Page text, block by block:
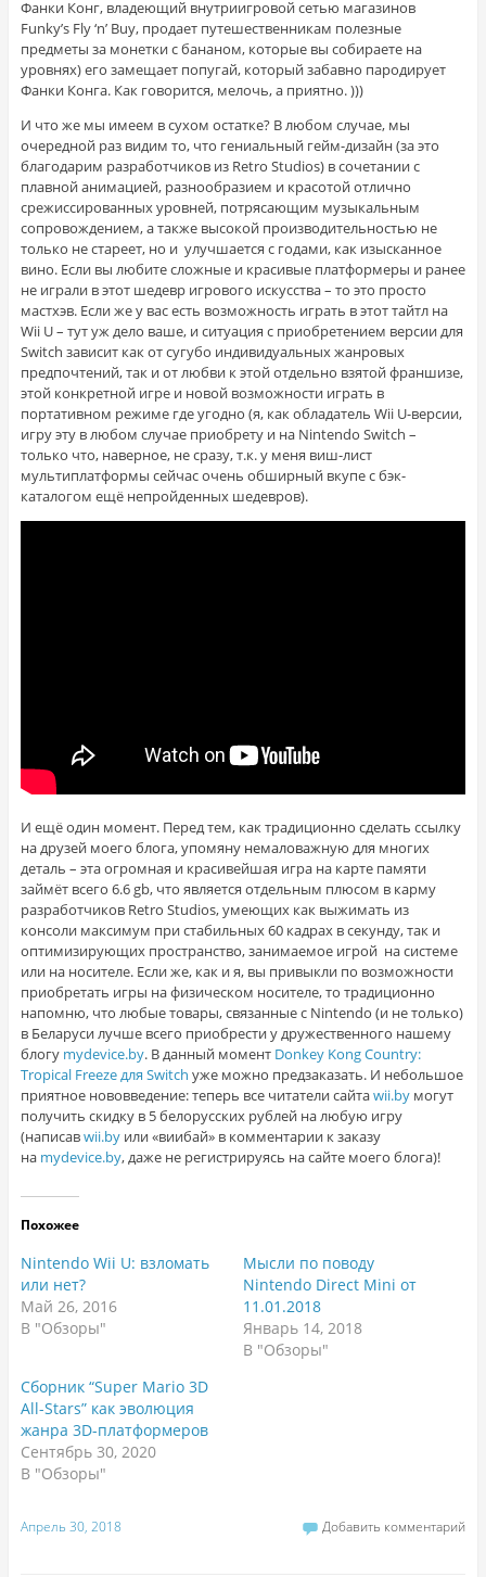
Фанки Конг, владеющий внутриигровой сетью магазинов
Funky’s Fly ‘n’ Buy, продает путешественникам полезные
предметы за монетки с бананом, которые вы собираете на
уровнях) его замещает попугай, который забавно пародирует
Фанки Конга. Как говорится, мелочь, а приятно. )))
И что же мы имеем в сухом остатке? В любом случае, мы
очередной раз видим то, что гениальный гейм-дизайн (за это
благодарим разработчиков из Retro Studios) в сочетании с
плавной анимацией, разнообразием и красотой отлично
срежиссированных уровней, потрясающим музыкальным
сопровождением, а также высокой производительностью не
только не стареет, но и улучшается с годами, как изысканное
вино. Если вы любите сложные и красивые платформеры и ранее
не играли в этот шедевр игрового искусства – то это просто
мастхэв. Если же у вас есть возможность играть в этот тайтл на
Wii U – тут уж дело ваше, и ситуация с приобретением версии для
Switch зависит как от сугубо индивидуальных жанровых
предпочтений, так и от любви к этой отдельно взятой франшизе,
этой конкретной игре и новой возможности играть в
портативном режиме где угодно (я, как обладатель Wii U-версии,
игру эту в любом случае приобрету и на Nintendo Switch –
только что, наверное, не сразу, т.к. у меня виш-лист
мультиплатформы сейчас очень обширный вкупе с бэк-
каталогом ещё непройденных шедевров).
И ещё один момент. Перед тем, как традиционно сделать ссылку
на друзей моего блога, упомяну немаловажную для многих
деталь – эта огромная и красивейшая игра на карте памяти
займёт всего 6.6 gb, что является отдельным плюсом в карму
разработчиков Retro Studios, умеющих как выжимать из
консоли максимум при стабильных 60 кадрах в секунду, так и
оптимизирующих пространство, занимаемое игрой на системе
или на носителе. Если же, как и я, вы привыкли по возможности
приобретать игры на физическом носителе, то традиционно
напомню, что любые товары, связанные с Nintendo (и не только)
в Беларуси лучше всего приобрести у дружественного нашему
блогу mydevice.by. В данный момент Donkey Kong Country:
Tropical Freeze для Switch уже можно предзаказать. И небольшое
приятное нововведение: теперь все читатели сайтаwii.byмогут
получить скидку в 5 белорусских рублей на любую игру
(написавwii.byили «виибай» в комментарии к заказу
на mydevice.by, даже не регистрируясь на сайте моего блога)!
Похожее
Nintendo Wii U: взломать
или нет?
Май 26, 2016
В "Обзоры"
Мысли по поводу
Nintendo Direct Mini от
11.01.2018
Январь 14, 2018
В "Обзоры"
Сборник “Super Mario 3D
All-Stars” как эволюция
жанра 3D-платформеров
Сентябрь 30, 2020
В "Обзоры"
Апрель 30, 2018 Добавить комментарий